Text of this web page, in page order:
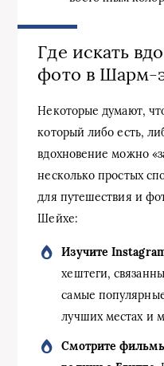
Где искать
фото в Шарм-
Некоторые думают,
который либо есть,
вдохновение можно
несколько простых
для путешествия и
Шейхе:
Изучите
хештеги,
самые
лучших местах и
Смотрите